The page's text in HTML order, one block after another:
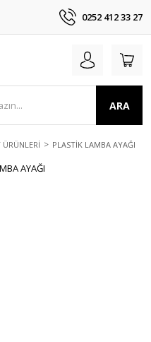
0252 412 33 27
ARA
PLASTİK LAMBA AYAĞI